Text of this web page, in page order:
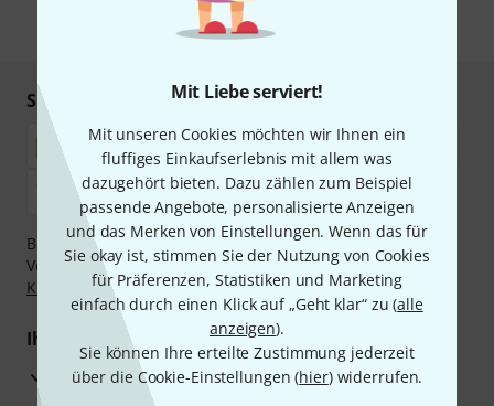
Mit Liebe serviert!
Mit unseren Cookies möchten wir Ihnen ein
fluffiges Einkaufserlebnis mit allem was
dazugehört bieten. Dazu zählen zum Beispiel
passende Angebote, personalisierte Anzeigen
und das Merken von Einstellungen. Wenn das für
Sie okay ist, stimmen Sie der Nutzung von Cookies
für Präferenzen, Statistiken und Marketing
einfach durch einen Klick auf „Geht klar“ zu (alle
anzeigen).
Sie können Ihre erteilte Zustimmung jederzeit
über die Cookie-Einstellungen (hier) widerrufen.
* Pflichtfeld
Sicher einkaufen & bezahlen
Bezahlen Sie vertraulich und sicher per Nachnahme,
Vorkasse, PayPal, Amazon Pay,Klarna Sofort bezahlen,
Klarna Ratenzahlungoder Kreditkarte.
Ihre Vorteile
3 Jahre Thomann Garantie